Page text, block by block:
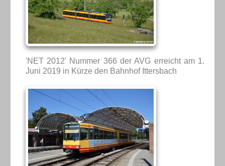
'NET 2012' Nummer 366 der AVG erreicht am 1.
Juni 2019 in Kürze den Bahnhof Ittersbach